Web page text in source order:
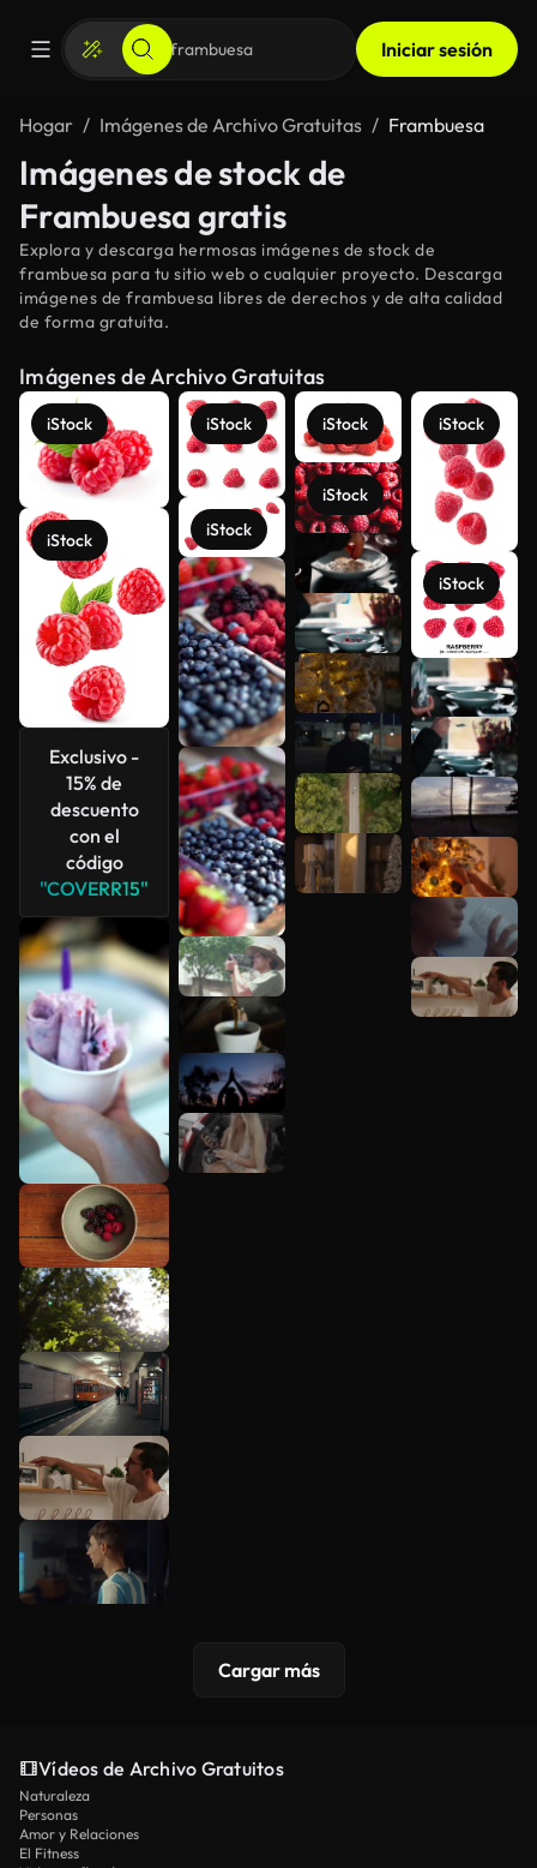
Iniciar sesión
Hogar Imágenes de Archivo Gratuitas Frambuesa
Imágenes de stock de
Frambuesa gratis
Explora y descarga hermosas imágenes de stock de
frambuesa para tu sitio web o cualquier proyecto. Descarga
imágenes de frambuesa libres de derechos y de alta calidad
de forma gratuita.
Imágenes de Archivo Gratuitas
iStock
iStock
Exclusivo -
15% de
descuento
con el
código
"COVERR15"
iStock
iStock
iStock
iStock
iStock
iStock
Ver más
Cargar más
Vídeos de Archivo Gratuitos
Naturaleza
Personas
Amor y Relaciones
El Fitness